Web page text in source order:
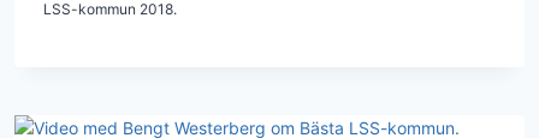
LSS-kommun 2018.